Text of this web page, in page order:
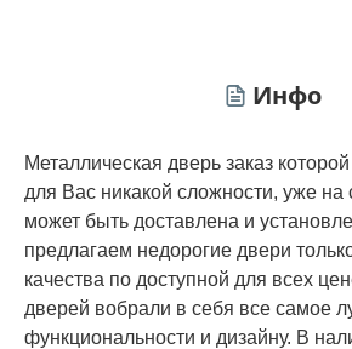
Инфо
Металлическая дверь заказ
для Вас никакой сложности, уже
может быть доставлена и
предлагаем недорогие двери
качества по доступной для всех
дверей вобрали в себя все самое
функциональности и дизайну. В